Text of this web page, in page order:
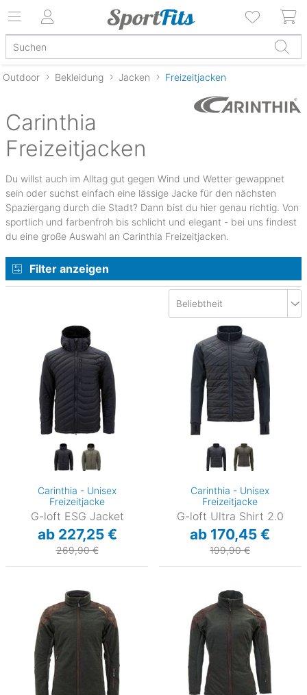
Outdoor Bekleidung Jacken Freizeitjacken
Carinthia
Freizeitjacken
Du willst auch im Alltag gut gegen Wind und Wetter gewappnet
sein oder suchst einfach eine lässige Jacke für den nächsten
Spaziergang durch die Stadt? Dann bist du hier genau richtig. Von
sportlich und farbenfroh bis schlicht und elegant - bei uns findest
du eine große Auswahl an Carinthia Freizeitjacken.
Filter anzeigen
Carinthia - Unisex
Freizeitjacke
G-loft ESG Jacket
ab 227,25 €
269,90 €
Carinthia - Unisex
Freizeitjacke
G-loft Ultra Shirt 2.0
ab 170,45 €
199,90 €